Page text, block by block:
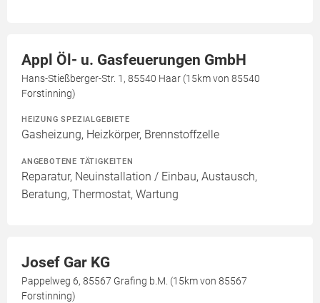
Appl Öl- u. Gasfeuerungen GmbH
Hans-Stießberger-Str. 1, 85540 Haar (15km von 85540
Forstinning)
HEIZUNG SPEZIALGEBIETE
Gasheizung, Heizkörper, Brennstoffzelle
ANGEBOTENE TÄTIGKEITEN
Reparatur, Neuinstallation / Einbau, Austausch,
Beratung, Thermostat, Wartung
Josef Gar KG
Pappelweg 6, 85567 Grafing b.M. (15km von 85567
Forstinning)